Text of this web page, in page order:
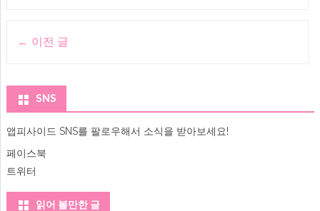
맥
앱,
← 이전 글
SNS
앱피사이드 SNS를 팔로우해서 소식을 받아보세요!
페이스북
트위터
읽어 볼만한 글